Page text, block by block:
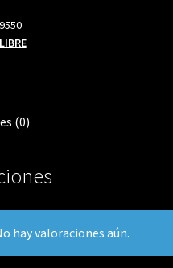
(0)
hay valoraciones aún.